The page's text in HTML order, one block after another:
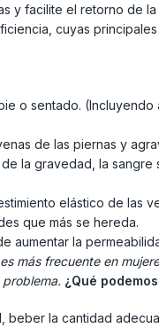
y facilite el retorno de
cuyas
o sentado.
de las piernas y
la gravedad, la
elástico de las
que más se hereda.
aumentar la
más frecuente en
¿Qué
beber la cantidad